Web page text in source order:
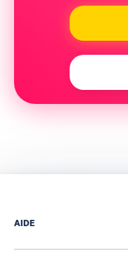
AIDE
Comment ça marche